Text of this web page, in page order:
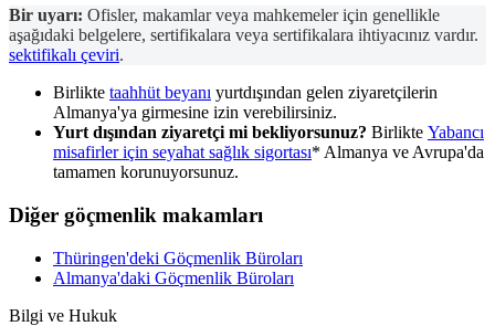
Bir uyarı: Ofisler, makamlar veya mahkemeler için genellikle
aşağıdaki belgelere, sertifikalara veya sertifikalara ihtiyacınız vardır.
sektifikalı çeviri.
Birlikte taahhüt beyanı yurtdışından gelen ziyaretçilerin
Almanya'ya girmesine izin verebilirsiniz.
Yurt dışından ziyaretçi mi bekliyorsunuz? Birlikte Yabancı
misafirler için seyahat sağlık sigortası* Almanya ve Avrupa'da
tamamen korunuyorsunuz.
Diğer göçmenlik makamları
Thüringen'deki Göçmenlik Büroları
Almanya'daki Göçmenlik Büroları
Bilgi ve Hukuk